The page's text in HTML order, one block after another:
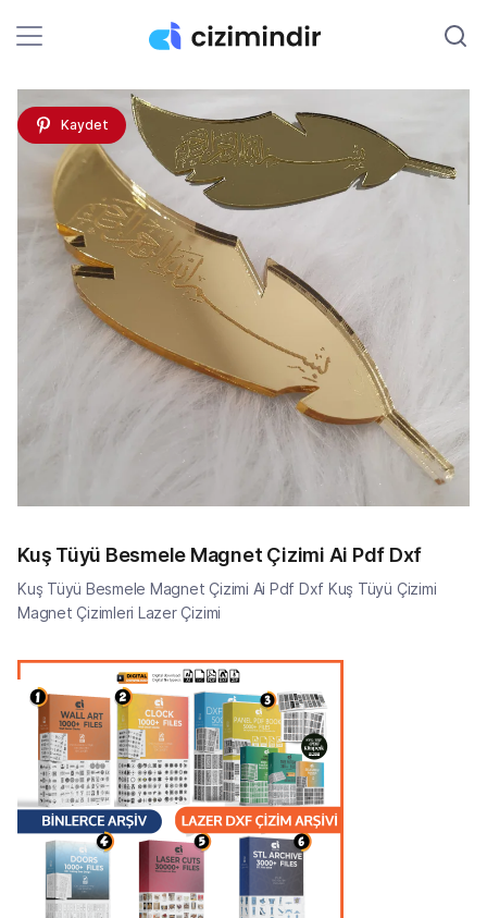
Kaydet
Kuş Tüyü Besmele Magnet Çizimi Ai Pdf Dxf
Kuş Tüyü Besmele Magnet Çizimi Ai Pdf Dxf Kuş Tüyü Çizimi
Magnet Çizimleri Lazer Çizimi